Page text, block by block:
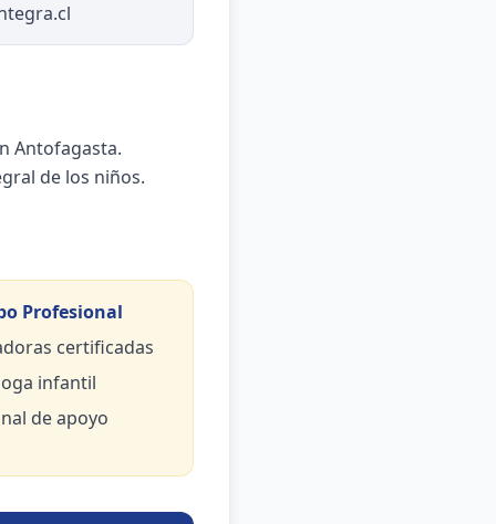
Antofagasta.
de los niños.
Profesional
certificadas
infantil
de apoyo